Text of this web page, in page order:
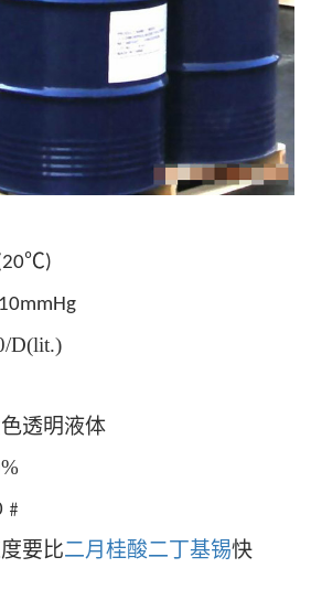
℃)
D(lit.)
透明液体
﹟
要比二月桂酸二丁基锡快